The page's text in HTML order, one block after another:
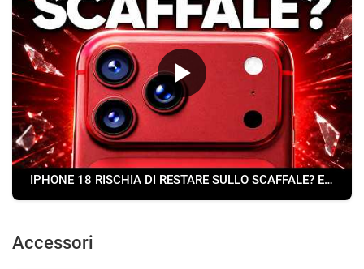
IPHONE 18 RISCHIA DI RESTARE SULLO SCAFFALE? Ecco il motivo...
Accessori